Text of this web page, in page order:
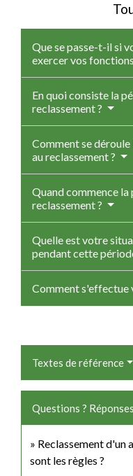
Que se passe-t-il si
exercer vos
En quoi consiste la
reclassement ?
Comment se
au reclassement ?
Quand commence
reclassement ?
Quelle est votre
pendant cette
Comment s'effectue
Textes de référence
Questions ?
Reclassement d'un
sont les règles ?